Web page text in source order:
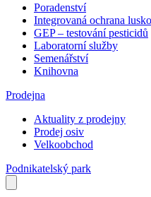
Poradenství
Integrovaná ochrana
GEP – testování pesticidů
Laboratorní služby
Semenářství
Knihovna
Prodejna
Aktuality z prodejny
Prodej osiv
Velkoobchod
Podnikatelský park